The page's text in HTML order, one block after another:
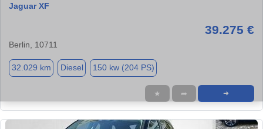
Jaguar XF
39.275 €
Berlin, 10711
32.029 km Diesel 150 kw (204 PS)
★ ➦ ➜